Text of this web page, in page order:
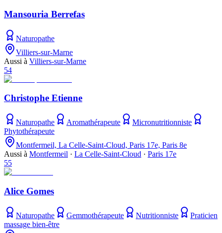
Mansouria Berrefas
Naturopathe
Villiers-sur-Marne
Aussi à Villiers-sur-Marne
54
Christophe Etienne
Naturopathe Aromathérapeute
Micronutritionniste
Phytothérapeute
Montfermeil, La Celle-Saint-Cloud, Paris 17e, Paris 8e
Aussi à Montfermeil · La Celle-Saint-Cloud · Paris 17e
55
Alice Gomes
Naturopathe Gemmothérapeute Nutritionniste
Praticien
massage bien-être